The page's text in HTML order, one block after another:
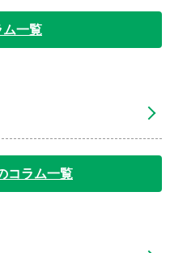
一覧
コラム一覧